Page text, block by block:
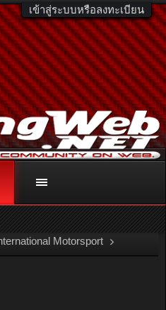
เข้าสู่ระบบหรือลงทะเบียน
หรือโทร. 081-811-1138
ยดเพิ่มเติม คลิกที่นี่
Motorsport